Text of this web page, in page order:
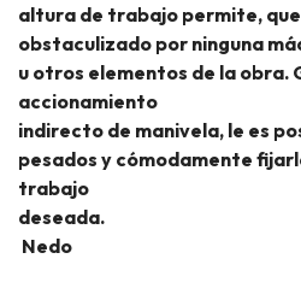
altura de trabajo permite,
obstaculizado por ninguna
u otros elementos de la obra.
accionamiento
indirecto de manivela, le es
pesados y cómodamente
trabajo
deseada.
Nedo